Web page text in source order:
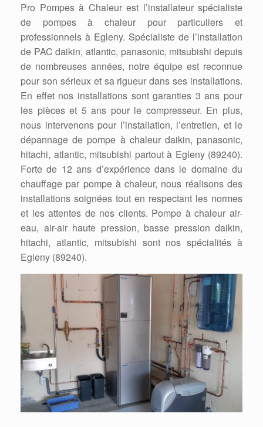
Pro Pompes à Chaleur est l’installateur spécialiste
de pompes à chaleur pour particuliers et
professionnels à Egleny. Spécialiste de l’installation
de PAC daikin, atlantic, panasonic, mitsubishi depuis
de nombreuses années, notre équipe est reconnue
pour son sérieux et sa rigueur dans ses installations.
En effet nos installations sont garanties 3 ans pour
les pièces et 5 ans pour le compresseur. En plus,
nous intervenons pour l’installation, l’entretien, et le
dépannage de pompe à chaleur daikin, panasonic,
hitachi, atlantic, mitsubishi partout à Egleny (89240).
Forte de 12 ans d’expérience dans le domaine du
chauffage par pompe à chaleur, nous réalisons des
installations soignées tout en respectant les normes
et les attentes de nos clients. Pompe à chaleur air-
eau, air-air haute pression, basse pression daikin,
hitachi, atlantic, mitsubishi sont nos spécialités à
Egleny (89240).